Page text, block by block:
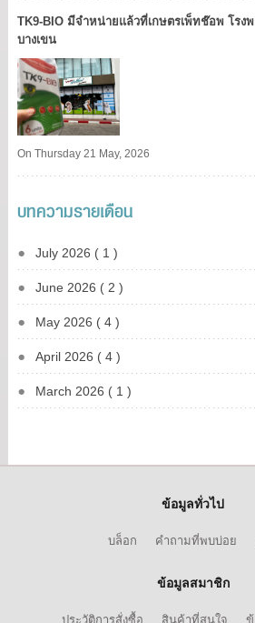
TK9​-BIO มีจำหน่ายแล้วที่เกษตรเพ็ทช๊อพ โรง
บางเขน​
On Thursday 21 May, 2026
บทความรายเดือน
July 2026 ( 1 )
June 2026 ( 2 )
May 2026 ( 4 )
April 2026 ( 4 )
March 2026 ( 1 )
ข้อมูลทั่วไป
บล็อก คำถามที่พบบ่อย
ข้อมูลสมาชิก
ประวัติการสั่งซื้อ สินค้าที่สนใจ